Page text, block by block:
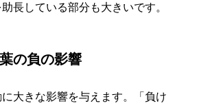
長している部分も大きいです。
の負の影響
大きな影響を与えます。「負け